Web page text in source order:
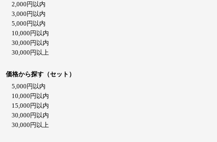
2,000円以内
3,000円以内
5,000円以内
10,000円以内
30,000円以内
30,000円以上
価格から探す（セット）
5,000円以内
10,000円以内
15,000円以内
30,000円以内
30,000円以上